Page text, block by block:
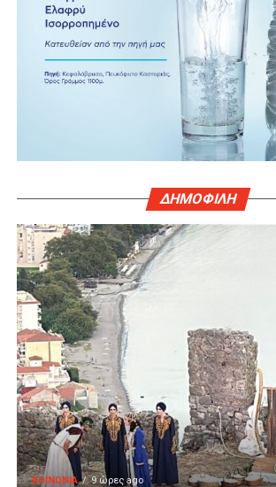
ΔΗΜΟΦΙΛΗ
ΚΟΙΝΩΝΙΑ 9 ώρες ago